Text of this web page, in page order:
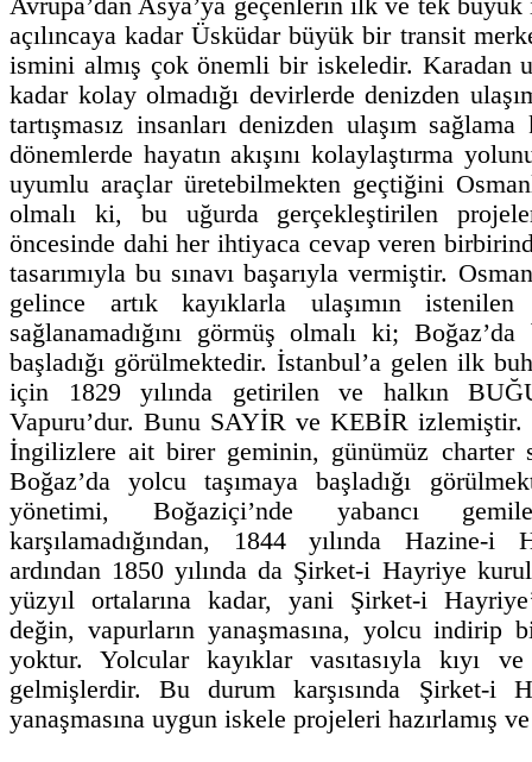
Avrupa’dan Asya’ya geçenlerin ilk ve tek
açılıncaya kadar Üsküdar büyük bir transit
ismini almış çok önemli bir iskeledir. Karadan
kadar kolay olmadığı devirlerde denizden
tartışmasız insanları denizden ulaşım
dönemlerde hayatın akışını kolaylaştırma
uyumlu araçlar üretebilmekten geçtiğini
olmalı ki, bu uğurda gerçekleştirilen
öncesinde dahi her ihtiyaca cevap veren
tasarımıyla bu sınavı başarıyla vermiştir.
gelince artık kayıklarla ulaşımın
sağlanamadığını görmüş olmalı ki;
başladığı görülmektedir. İstanbul’a gelen ilk
için 1829 yılında getirilen ve halkın
Vapuru’dur. Bunu SAYİR ve KEBİR izlemiştir.
İngilizlere ait birer geminin, günümüz charter
Boğaz’da yolcu taşımaya başladığı
yönetimi, Boğaziçi’nde yabancı
karşılamadığından, 1844 yılında Hazine-i
ardından 1850 yılında da Şirket-i Hayriye
yüzyıl ortalarına kadar, yani Şirket-i
değin, vapurların yanaşmasına, yolcu indirip
yoktur. Yolcular kayıklar vasıtasıyla kıyı
gelmişlerdir. Bu durum karşısında Şirket-i
yanaşmasına uygun iskele projeleri hazırlamış